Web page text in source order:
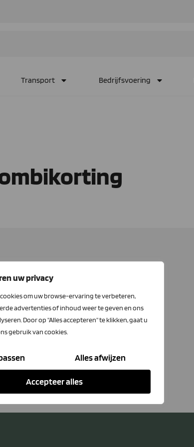
uw privacy
om uw browse-ervaring te verbeteren,
advertenties of inhoud weer te geven en ons
Door op "Alles accepteren" te klikken, gaat u
gebruik van cookies.
Alles afwijzen
Accepteer alles
Transport Bedrijfsvoering